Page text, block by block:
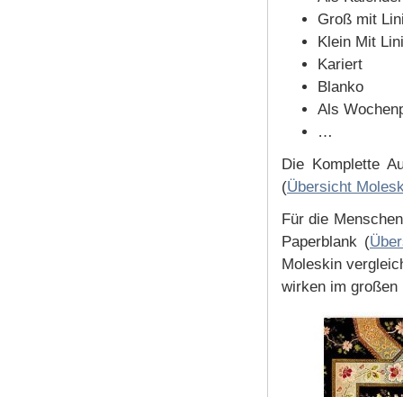
Groß mit
Klein Mit
Kariert
Blanko
Als
…
Die Komplette
(Übersicht
Für die
Paperblank (
Moleskin
wirken im großen